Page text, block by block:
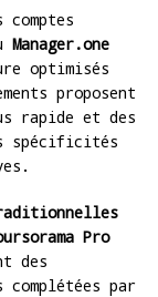
Manager.one
optimisés
proposent
rapide et des
spécificités
Pro
des
par